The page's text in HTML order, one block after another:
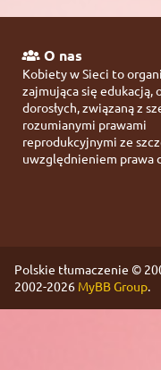
O nas
Kobiety w Sieci to
zajmująca się edukacją,
dorosłych, związaną z
rozumianymi prawami
reprodukcyjnymi ze
uwzględnieniem prawa
Polskie tłumaczenie ©
2002-2026 MyBB Group.